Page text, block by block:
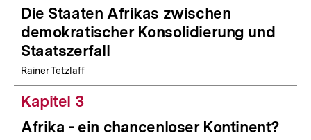
Die Staaten Afrikas zwischen
demokratischer Konsolidierung und
Staatszerfall
Rainer Tetzlaff
Kapitel 3
Afrika - ein chancenloser Kontinent?